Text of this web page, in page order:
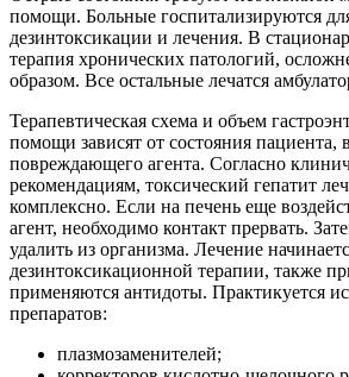
помощи. Больные госпитализируются
дезинтоксикации и лечения. В
терапия хронических патологий,
образом. Все остальные лечатся
Терапевтическая схема и объем
помощи зависят от состояния пациента,
повреждающего агента. Согласно
рекомендациям, токсический гепатит
комплексно. Если на печень еще
агент, необходимо контакт прервать.
удалить из организма. Лечение
дезинтоксикационной терапии, также
применяются антидоты. Практикуется
препаратов:
плазмозаменителей;